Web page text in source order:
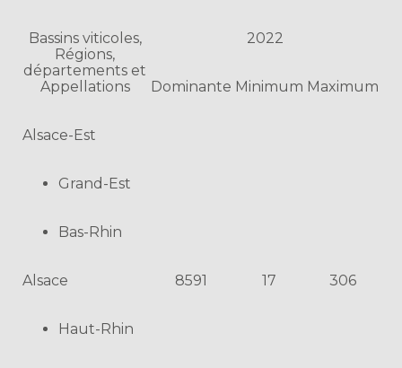
Bassins viticoles,
Régions,
départements et
Appellations
2022
Dominante Minimum Maximum
Alsace-Est
Grand-Est
Bas-Rhin
Alsace 8591 17 306
Haut-Rhin